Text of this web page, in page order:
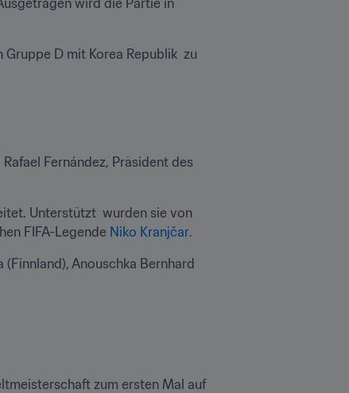
wird die Partie in
D mit Korea Republik  zu
Fernández, Präsident des
Unterstützt  wurden sie von
FIFA-Legende Niko Kranjčar.
Anouschka Bernhard
zum ersten Mal auf